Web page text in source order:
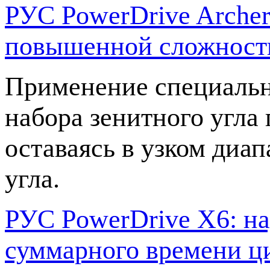
РУС PowerDrive
повышенной
Применение
набора зенитного
оставаясь в узком
угла.
РУС PowerDrive X6:
суммарного времени